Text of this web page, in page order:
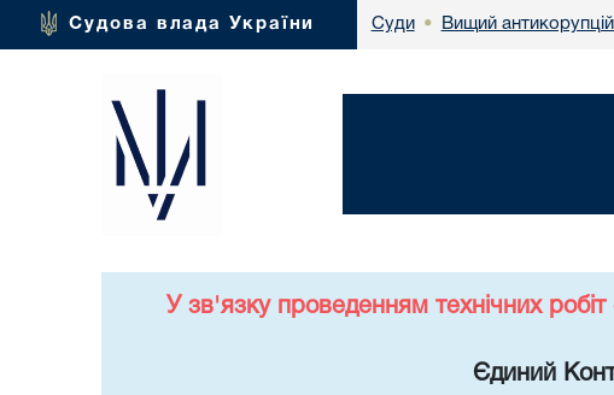
Судова влада України Суди • Вищий
У зв'язку проведенням технічних
Єдиний